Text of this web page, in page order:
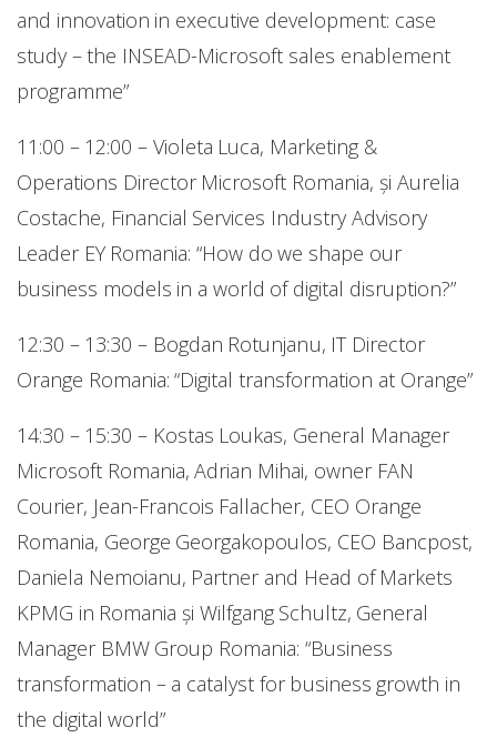
and innovation in executive development: case
study – the INSEAD-Microsoft sales enablement
programme”
11:00 – 12:00 – Violeta Luca, Marketing &
Operations Director Microsoft Romania, și Aurelia
Costache, Financial Services Industry Advisory
Leader EY Romania: “How do we shape our
business models in a world of digital disruption?”
12:30 – 13:30 – Bogdan Rotunjanu, IT Director
Orange Romania: “Digital transformation at Orange”
14:30 – 15:30 – Kostas Loukas, General Manager
Microsoft Romania, Adrian Mihai, owner FAN
Courier, Jean-Francois Fallacher, CEO Orange
Romania, George Georgakopoulos, CEO Bancpost,
Daniela Nemoianu, Partner and Head of Markets
KPMG in Romania și Wilfgang Schultz, General
Manager BMW Group Romania: “Business
transformation – a catalyst for business growth in
the digital world”